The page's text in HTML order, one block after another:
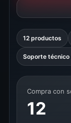
12 productos
Soporte
Compra con
12